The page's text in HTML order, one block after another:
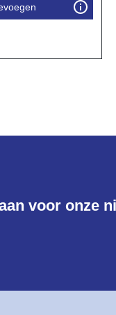
voor onze